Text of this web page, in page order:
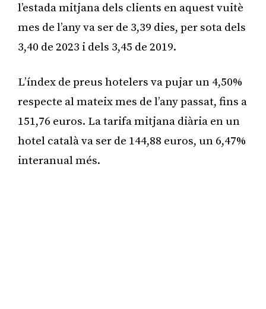
l’estada mitjana dels clients en aquest vuitè
mes de l’any va ser de 3,39 dies, per sota dels
3,40 de 2023 i dels 3,45 de 2019.
L’índex de preus hotelers va pujar un 4,50%
respecte al mateix mes de l’any passat, fins a
151,76 euros. La tarifa mitjana diària en un
hotel català va ser de 144,88 euros, un 6,47%
interanual més.